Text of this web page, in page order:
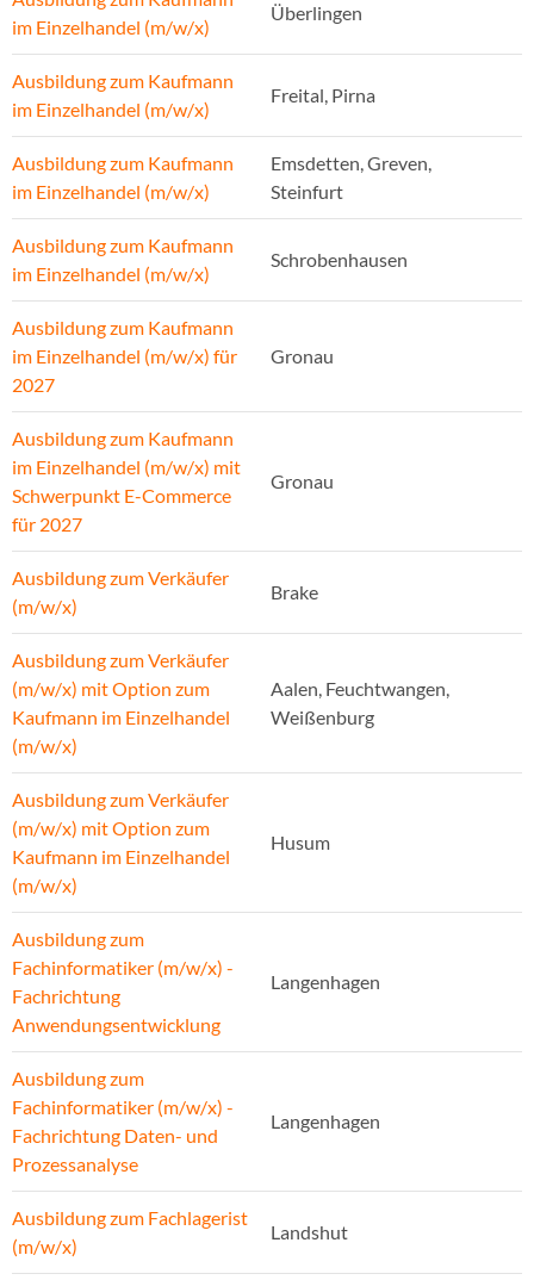
im Einzelhandel (m/w/x)
Überlingen
Ausbildung zum Kaufmann
im Einzelhandel (m/w/x)
Freital, Pirna
Ausbildung zum Kaufmann
im Einzelhandel (m/w/x)
Emsdetten, Greven,
Steinfurt
Ausbildung zum Kaufmann
im Einzelhandel (m/w/x)
Schrobenhausen
Ausbildung zum Kaufmann
im Einzelhandel (m/w/x) für
2027
Gronau
Ausbildung zum Kaufmann
im Einzelhandel (m/w/x) mit
Schwerpunkt E-Commerce
für 2027
Gronau
Ausbildung zum Verkäufer
(m/w/x)
Brake
Ausbildung zum Verkäufer
(m/w/x) mit Option zum
Kaufmann im Einzelhandel
(m/w/x)
Aalen, Feuchtwangen,
Weißenburg
Ausbildung zum Verkäufer
(m/w/x) mit Option zum
Kaufmann im Einzelhandel
(m/w/x)
Husum
Ausbildung zum
Fachinformatiker (m/w/x) -
Fachrichtung
Anwendungsentwicklung
Langenhagen
Ausbildung zum
Fachinformatiker (m/w/x) -
Fachrichtung Daten- und
Prozessanalyse
Langenhagen
Ausbildung zum Fachlagerist
(m/w/x)
Landshut